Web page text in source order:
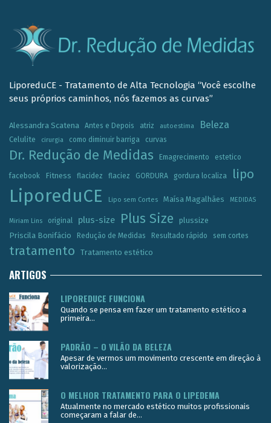
LiporeduCE - Tratamento de Alta Tecnologia “Você escolhe
seus próprios caminhos, nós fazemos as curvas”
Alessandra Scatena Antes e Depois atriz autoestima Beleza
Celulite cirurgia como diminuir barriga curvas
Dr. Redução de Medidas Emagrecimento estetico
facebook Fitness flacidez flaciez GORDURA gordura localiza lipo
LiporeduCE Lipo sem Cortes Maísa Magalhães MEDIDAS
Miriam Lins original plus-size Plus Size
plussize
Priscila Bonifácio
Redução de Medidas Resultado rápido sem cortes
tratamento Tratamento estético
ARTIGOS
LIPOREDUCE FUNCIONA
Quando se pensa em fazer um tratamento estético a
primeira...
PADRÃO – O VILÃO DA BELEZA
Apesar de vermos um movimento crescente em direção à
valorização...
O MELHOR TRATAMENTO PARA O LIPEDEMA
Atualmente no mercado estético muitos profissionais
começaram a falar de...